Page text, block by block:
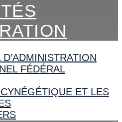
FÉDÉRAL
ET LES